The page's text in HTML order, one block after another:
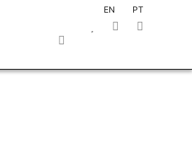
EN
PT